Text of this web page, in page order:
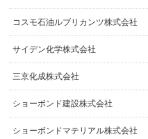
コスモ石油ルブリカンツ株式会社
サイデン化学株式会社
三京化成株式会社
ショーボンド建設株式会社
ショーボンドマテリアル株式会社